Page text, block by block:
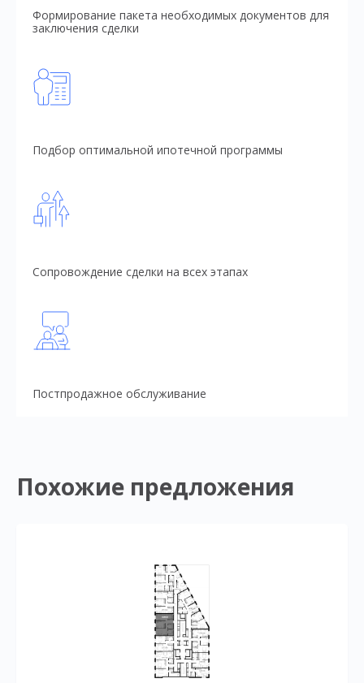
Формирование пакета необходимых документов для
заключения сделки
Подбор оптимальной ипотечной программы
Сопровождение сделки на всех этапах
Постпродажное обслуживание
Похожие предложения